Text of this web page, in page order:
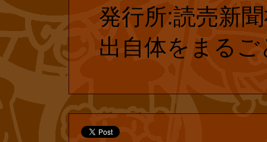
の子には理解
声を聞きますが
せん。子供は、
れた哀れな大人
のを受け入れる
発行所:読売新
出自体をまるご